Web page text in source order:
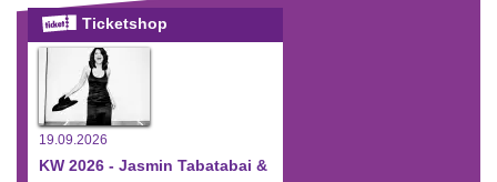
Ticketshop
19.09.2026
KW 2026 - Jasmin Tabatabai &